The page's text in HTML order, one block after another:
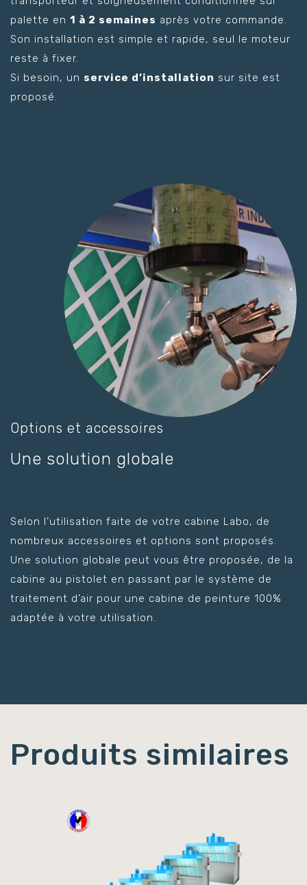
palette en 1 à 2 semaines après votre commande.
Son installation est simple et rapide, seul le moteur
reste à fixer.
Si besoin, un service d’installation sur site est
proposé.
Options et accessoires
Une solution globale
Selon l’utilisation faite de votre cabine Labo, de
nombreux accessoires et options sont proposés.
Une solution globale peut vous être proposée, de la
cabine au pistolet en passant par le système de
traitement d’air pour une cabine de peinture 100%
adaptée à votre utilisation.
Produits similaires